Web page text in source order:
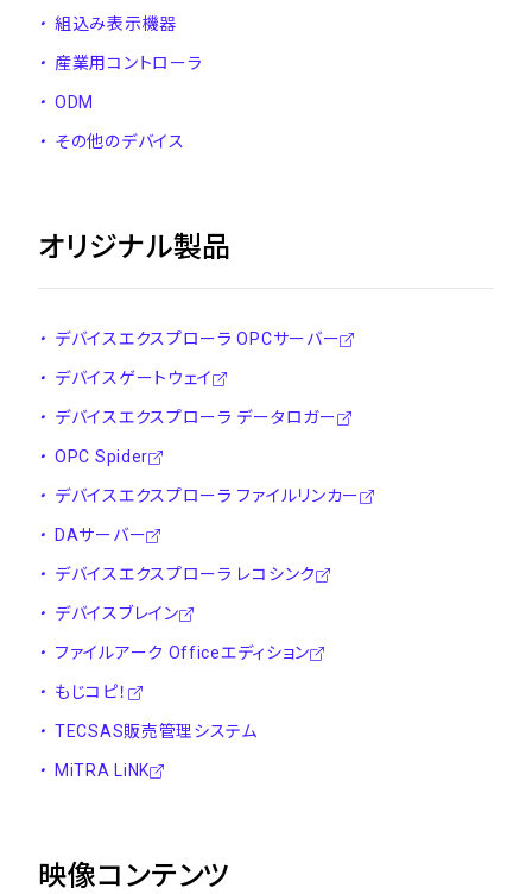
・ 組込み表示機器
・ 産業用コントローラ
・ ODM
・ その他のデバイス
オリジナル製品
・ デバイスエクスプローラ OPCサーバー
・ デバイスゲートウェイ
・ デバイスエクスプローラ データロガー
・ OPC Spider
・ デバイスエクスプローラ ファイルリンカー
・ DAサーバー
・ デバイスエクスプローラ レコシンク
・ デバイスブレイン
・ ファイルアーク Officeエディション
・ もじコピ！
・ TECSAS販売管理システム
・ MiTRA LiNK
映像コンテンツ